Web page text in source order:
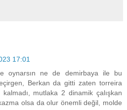
17:01
oynarsın ne de demirbaya ile bu
Berkan da gitti zaten torreira
mutlaka 2 dinamik çalışkan
olsa da olur önemli değil, molde